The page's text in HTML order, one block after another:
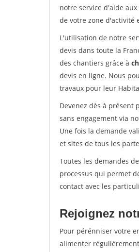
notre service d'aide
de votre zone d'activité
L'utilisation de notre
devis dans toute la
des chantiers grâce à
devis en ligne. Nous
travaux pour leur
Devenez dès à présent
sans engagement via
Une fois la demande
et sites de tous les
Toutes les demandes
processus qui permet
contact avec les
Rejoignez
Pour pérénniser votre
alimenter